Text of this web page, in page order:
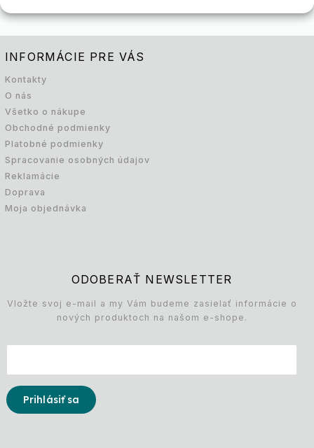
INFORMÁCIE PRE VÁS
Kontakty
O nás
Všetko o nákupe
Obchodné podmienky
Platobné podmienky
Spracovanie osobných údajov
Reklamácie
Doprava
Moja objednávka
ODOBERAŤ NEWSLETTER
Vložte svoj e-mail a my Vám budeme zasielať informácie o
nových produktoch na našom e-shope.
Prihlásiť sa